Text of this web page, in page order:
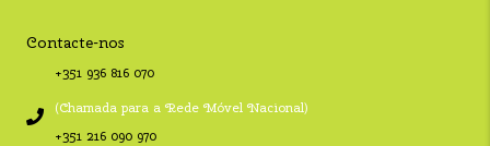
Contacte-nos
+351 936 816 070
(Chamada para a Rede Móvel Nacional)
+351 216 090 970